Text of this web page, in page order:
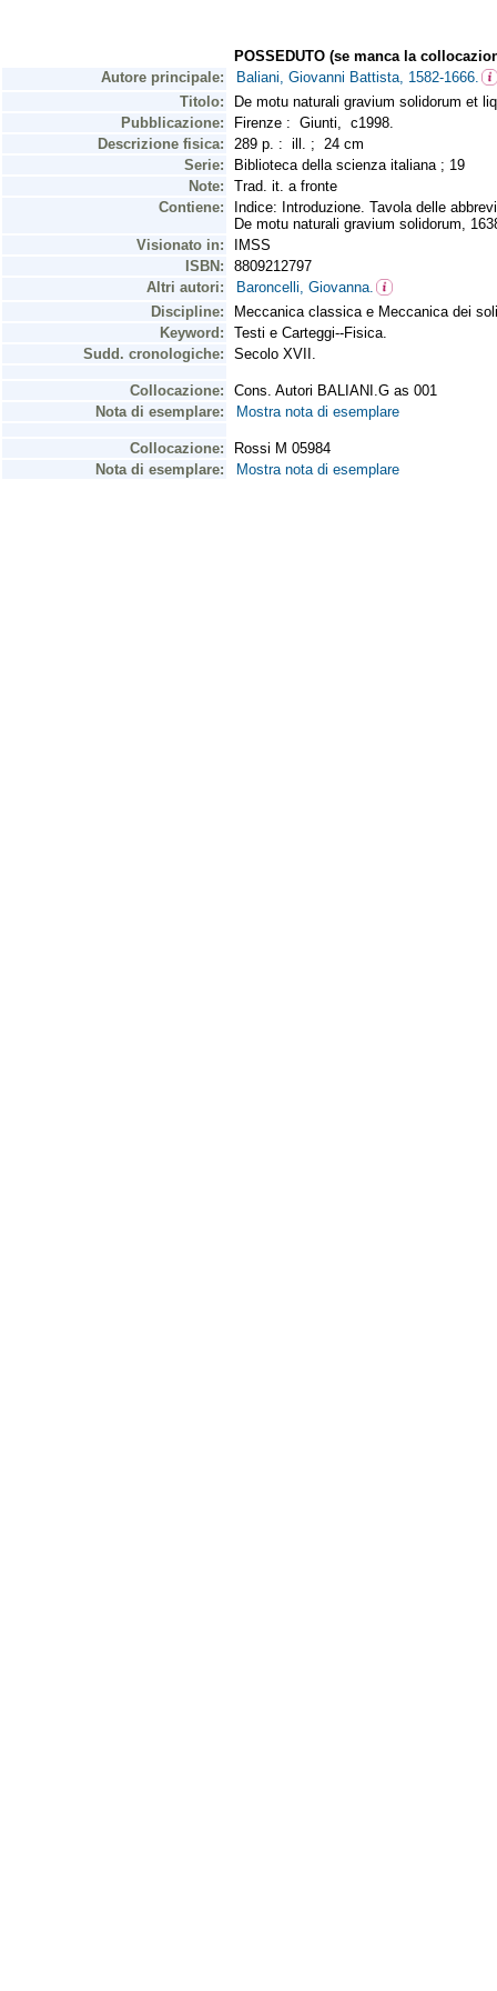
POSSEDUTO (se manca la
Autore principale:
Baliani, Giovanni Battista, 1582-1666.
Titolo:
De motu naturali gravium solidorum et
Pubblicazione:
Firenze : Giunti, c1998.
Descrizione fisica:
289 p. : ill. ; 24 cm
Serie:
Biblioteca della scienza italiana ; 19
Note:
Trad. it. a fronte
Contiene:
Indice: Introduzione. Tavola delle
De motu naturali gravium solidorum,
Visionato in:
IMSS
ISBN:
8809212797
Altri autori:
Baroncelli, Giovanna.
Discipline:
Meccanica classica e Meccanica dei
Keyword:
Testi e Carteggi--Fisica.
Sudd. cronologiche:
Secolo XVII.
Collocazione:
Cons. Autori BALIANI.G as 001
Nota di esemplare:
Mostra nota di esemplare
Collocazione:
Rossi M 05984
Nota di esemplare:
Mostra nota di esemplare